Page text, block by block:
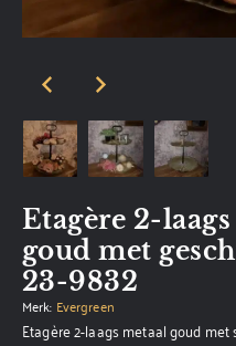
Etagère 2-
goud met
23-9832
Merk: Evergreen
Etagère 2-laags metaal goud met